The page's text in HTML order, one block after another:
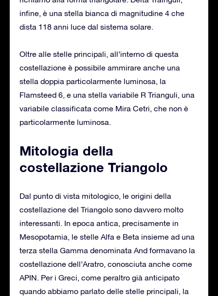
infine, è una stella bianca di magnitudine 4 che
dista 118 anni luce dal sistema solare.
Oltre alle stelle principali, all’interno di questa
costellazione è possibile ammirare anche una
stella doppia particolarmente luminosa, la
Flamsteed 6, e una stella variabile R Trianguli, una
variabile classificata come Mira Cetri, che non è
particolarmente luminosa.
Mitologia della
costellazione Triangolo
Dal punto di vista mitologico, le origini della
costellazione del Triangolo sono davvero molto
interessanti. In epoca antica, precisamente in
Mesopotamia, le stelle Alfa e Beta insieme ad una
terza stella Gamma denominata And formavano la
costellazione dell’Aratro, conosciuta anche come
APIN. Per i Greci, come peraltro già anticipato
quando abbiamo parlato delle stelle principali, la